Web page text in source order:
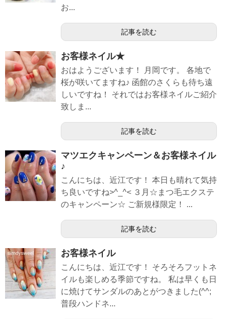
お...
記事を読む
お客様ネイル★
おはようございます！ 月岡です。 各地で
桜が咲いてますね♪ 函館のさくらも待ち遠
しいですね！ それではお客様ネイルご紹介
致しま...
記事を読む
マツエクキャンペーン＆お客様ネイル
♪
こんにちは、近江です！ 本日も晴れて気持
ち良いですね>^_^< ３月☆まつ毛エクステ
のキャンペーン☆ ご新規様限定！ ...
記事を読む
お客様ネイル
こんにちは、近江です！ そろそろフットネ
イルも楽しめる季節ですね。 私は早くも日
に焼けてサンダルのあとがつきました(^^;
普段ハンドネ...